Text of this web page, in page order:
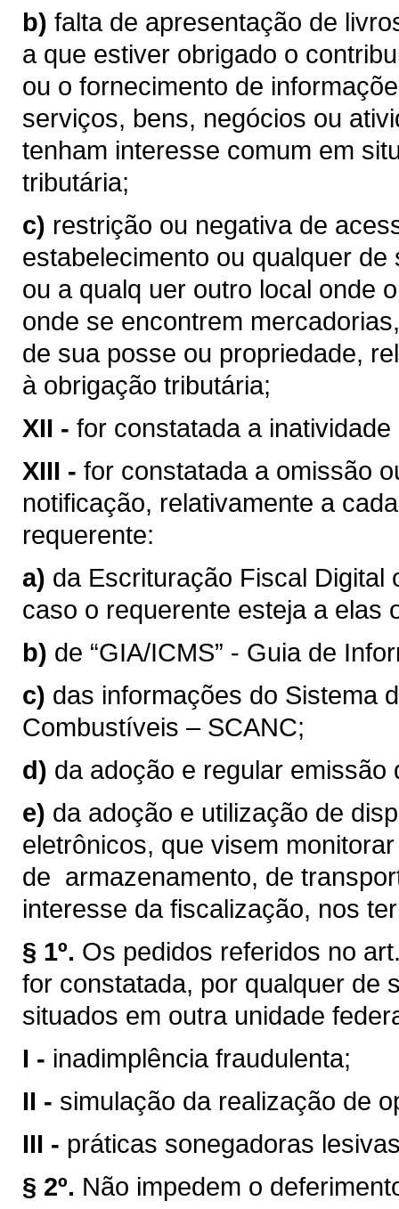
b) falta de apresentação de
a que estiver obrigado o
ou o fornecimento de
serviços, bens, negócios ou
tenham interesse comum em
tributária;
c) restrição ou negativa de
estabelecimento ou qualquer
ou a qualq uer outro local onde
onde se encontrem
de sua posse ou propriedade,
à obrigação tributária;
XII - for constatada a
XIII - for constatada a omissão
notificação, relativamente a
requerente:
a) da Escrituração Fiscal Digital
caso o requerente esteja a elas
b) de “GIA/ICMS” - Guia de
c) das informações do Sistema
Combustíveis – SCANC;
d) da adoção e regular
e) da adoção e utilização de
eletrônicos, que visem
de armazenamento, de
interesse da fiscalização, nos
§ 1º. Os pedidos referidos no
for constatada, por qualquer de
situados em outra unidade
I - inadimplência fraudulenta;
II - simulação da realização de
III - práticas sonegadoras
§ 2º. Não impedem o